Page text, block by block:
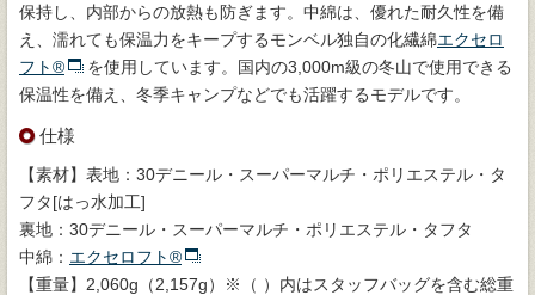
保持し、内部からの放熱も防ぎます。中綿は、優れた耐久性を備
え、濡れても保温力をキープするモンベル独自の化繊綿エクセロ
フト®
を使用しています。国内の3,000m級の冬山で使用できる
保温性を備え、冬季キャンプなどでも活躍するモデルです。
仕様
【素材】表地：30デニール・スーパーマルチ・ポリエステル・タ
フタ[はっ水加工]
裏地：30デニール・スーパーマルチ・ポリエステル・タフタ
中綿： エクセロフト®
【重量】2,060g（2,157g）※（ ）内はスタッフバッグを含む総重